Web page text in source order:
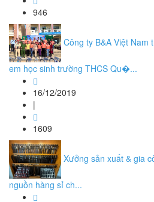
946
Công ty B&A Việt Nam
em học sinh trường THCS Qu�...
16/12/2019
|
1609
Xưởng sản xuất & gia
nguồn hàng sỉ ch...